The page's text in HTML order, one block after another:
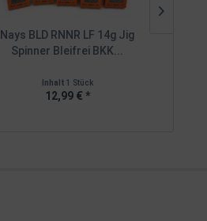
Nays BLD RNNR LF 14g Jig
Spinner Bleifrei BKK...
Inhalt 1 Stück
12,99 € *